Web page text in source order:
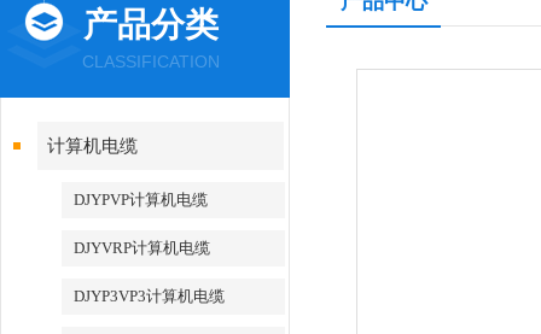
产品分类
CLASSIFICATION
计算机电缆
DJYPVP计算机电缆
DJYVRP计算机电缆
DJYP3VP3计算机电缆